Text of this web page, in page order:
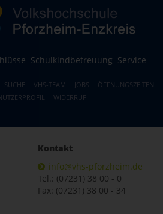
Schulkindbetreuung Service
SUCHE VHS-TEAM JOBS
ÖFFNUNGSZEITEN
WIDERRUF
Kontakt
info@vhs-pforzheim.de
Tel.: (07231) 38 00 - 0
Fax: (07231) 38 00 - 34